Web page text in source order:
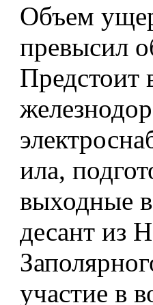
Объем
превысил
Предстоит
ила,
выходные
десант из
участие в